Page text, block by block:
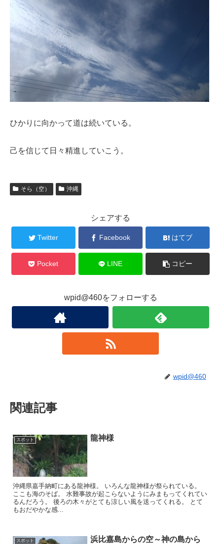
ひかりに向かって道は続いている。
己を信じて日々精進していこう。
そら（空） 沖縄
シェアする
Twitter Facebook はてブ
Pocket LINE コピー
wpid@460をフォローする
wpid@460
関連記事
スポット 龍神様
沖縄県嘉手納町にある龍神様。 いろんな龍神様が祭られている。
ここも海のそば。 水難事故が起こらないようにみまもってくれてい
るんだろう。 後ろの木々がとても涼しい風を送ってくれる。 とて
もおだやかな感...
スポット
浜比嘉島からの空～神の島から